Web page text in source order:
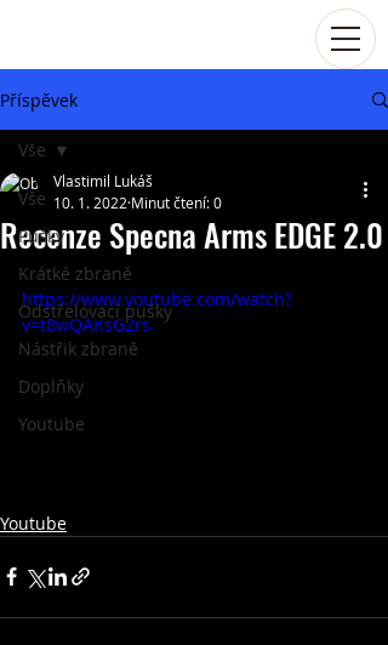
Příspěvek
Vše
Pušky
Krátké zbraně
Odstřelovací pušky
Nástřik zbraně
Doplňky
Youtube
Vše
Recenze Specna Arms EDGE 2.0
Vlastimil Lukáš
10. 1. 2022 Minut čtení: 0
https://www.youtube.com/watch?
v=t8wQAKsG2rs
Youtube